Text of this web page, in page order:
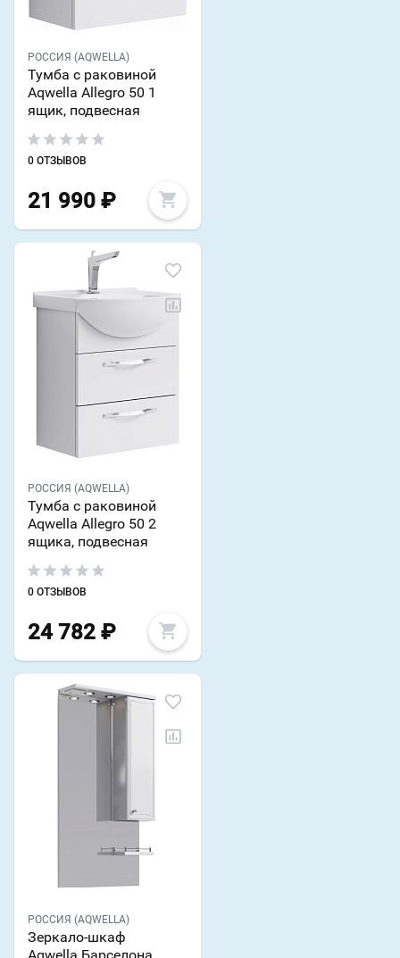
РОССИЯ (AQWELLA)
Тумба с раковиной
Aqwella Allegro 50 1
ящик, подвесная
0 ОТЗЫВОВ
21 990 ₽
РОССИЯ (AQWELLA)
Тумба с раковиной
Aqwella Allegro 50 2
ящика, подвесная
0 ОТЗЫВОВ
24 782 ₽
РОССИЯ (AQWELLA)
Зеркало-шкаф